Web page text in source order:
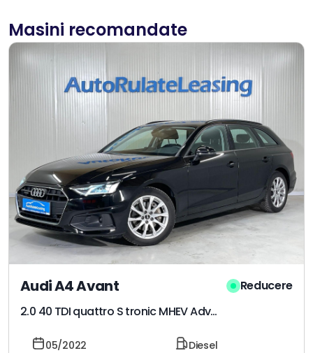
Masini recomandate
Audi A4 Avant
2.0 40 TDI quattro S tronic MHEV Advanced
Reducere
05/2022 Diesel